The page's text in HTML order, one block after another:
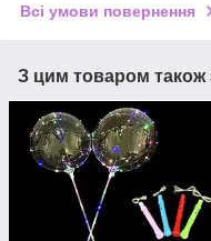
Всі умови повернення
З цим товаром